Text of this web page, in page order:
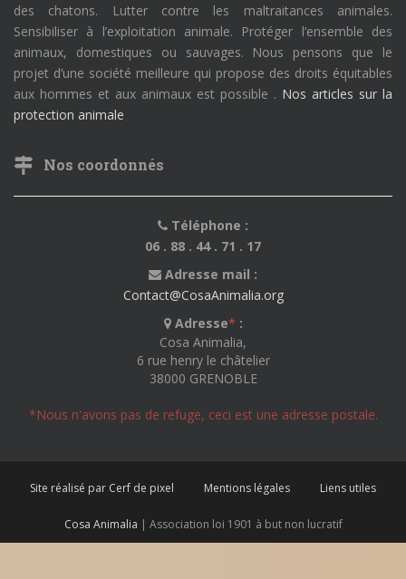
des chatons. Lutter contre les maltraitances animales.
Sensibiliser à l’exploitation animale. Protéger l’ensemble des
animaux, domestiques ou sauvages. Nous pensons que le
projet d’une société meilleure qui propose des droits équitables
aux hommes et aux animaux est possible . Nos articles sur la
protection animale
Nos coordonnés
Téléphone :
06 . 88 . 44 . 71 . 17
Adresse mail :
Contact@CosaAnimalia.org
Adresse* :
Cosa Animalia,
6 rue henry le châtelier
38000 GRENOBLE
*Nous n'avons pas de refuge, ceci est une adresse postale.
Site réalisé par Cerf de pixel Mentions légales Liens utiles
Cosa Animalia | Association loi 1901 à but non lucratif